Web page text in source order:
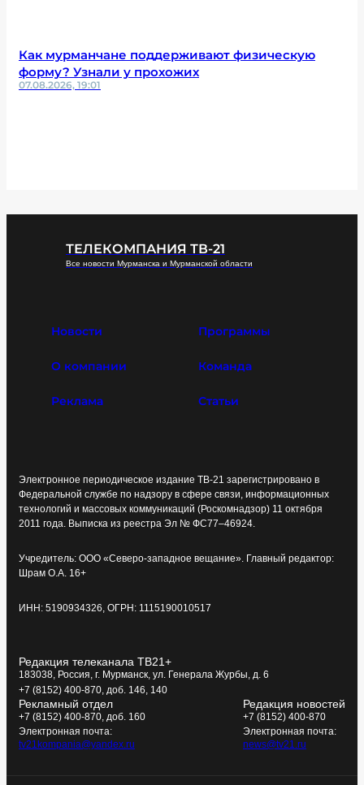
Как мурманчане поддерживают физическую
форму? Узнали у прохожих
07.08.2026, 19:01
ТЕЛЕКОМПАНИЯ ТВ-21
Все новости Мурманска и Мурманской области
Новости Программы
О компании Команда
Реклама Статьи
Электронное периодическое издание ТВ-21 зарегистрировано в
Федеральной службе по надзору в сфере связи, информационных
технологий и массовых коммуникаций (Роскомнадзор) 11 октября
2011 года. Выписка из реестра Эл № ФС77–46924.
Учредитель: ООО «Северо-западное вещание». Главный редактор:
Шрам О.А. 16+
ИНН: 5190934326, ОГРН: 1115190010517
Редакция телеканала ТВ21+
183038, Россия, г. Мурманск, ул. Генерала Журбы, д. 6
+7 (8152) 400-870, доб. 146, 140
Рекламный отдел
+7 (8152) 400-870, доб. 160
Электронная почта:
tv21kompania@yandex.ru
Редакция новостей
+7 (8152) 400-870
Электронная почта:
news@tv21.ru